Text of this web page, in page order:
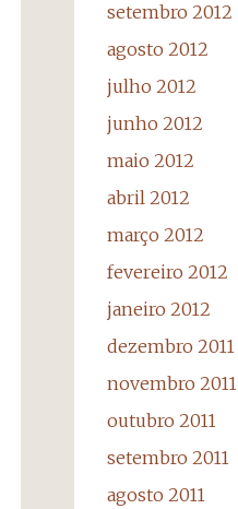
setembro 2012
agosto 2012
julho 2012
junho 2012
maio 2012
abril 2012
março 2012
fevereiro 2012
janeiro 2012
dezembro 2011
novembro 2011
outubro 2011
setembro 2011
agosto 2011